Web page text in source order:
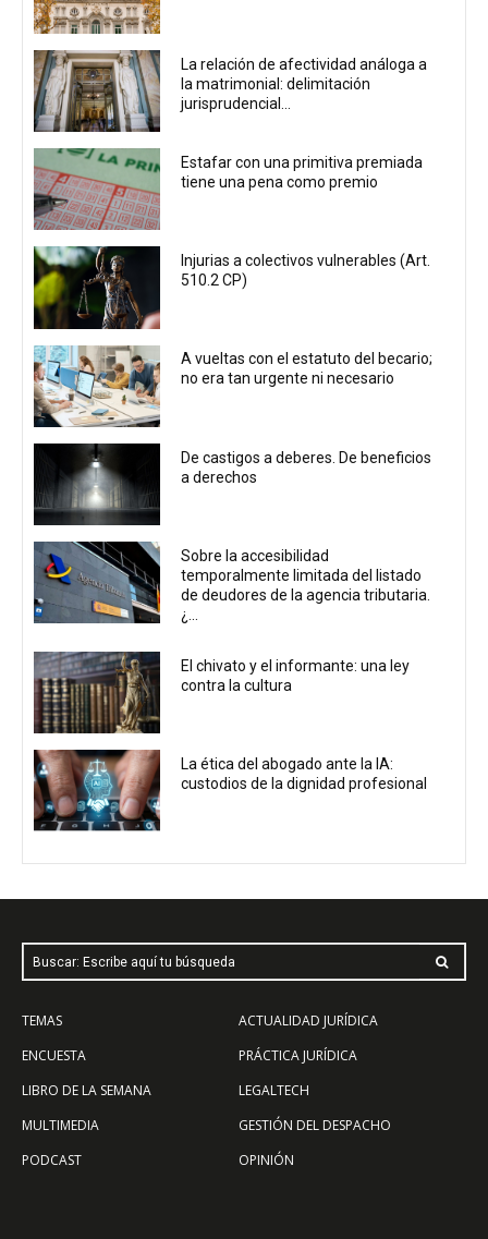
La relación de afectividad análoga a
la matrimonial: delimitación
jurisprudencial...
Estafar con una primitiva premiada
tiene una pena como premio
Injurias a colectivos vulnerables (Art.
510.2 CP)
A vueltas con el estatuto del becario;
no era tan urgente ni necesario
De castigos a deberes. De beneficios
a derechos
Sobre la accesibilidad
temporalmente limitada del listado
de deudores de la agencia tributaria.
¿...
El chivato y el informante: una ley
contra la cultura
La ética del abogado ante la IA:
custodios de la dignidad profesional
Buscar: Escribe aquí tu búsqueda
TEMAS
ENCUESTA
LIBRO DE LA SEMANA
MULTIMEDIA
PODCAST
ACTUALIDAD JURÍDICA
PRÁCTICA JURÍDICA
LEGALTECH
GESTIÓN DEL DESPACHO
OPINIÓN